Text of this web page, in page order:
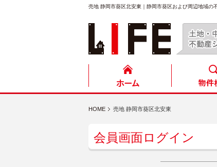
売地 静岡市葵区北安東｜静岡市葵区および周辺地域の
HOME 売地 静岡市葵区北安東
会員画面ログイン